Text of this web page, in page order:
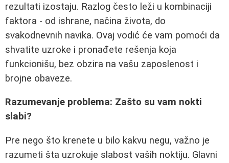
rezultati izostaju. Razlog često leži u kombinaciji
faktora - od ishrane, načina života, do
svakodnevnih navika. Ovaj vodić će vam pomoći da
shvatite uzroke i pronađete rešenja koja
funkcionišu, bez obzira na vašu zaposlenost i
brojne obaveze.
Razumevanje problema: Zašto su vam nokti
slabi?
Pre nego što krenete u bilo kakvu negu, važno je
razumeti šta uzrokuje slabost vaših noktiju. Glavni